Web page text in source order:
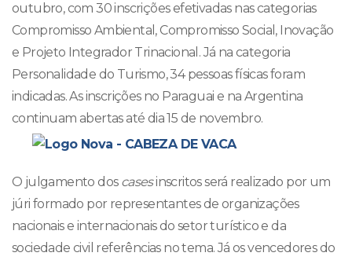
outubro, com 30 inscrições efetivadas nas categorias
Compromisso Ambiental, Compromisso Social, Inovação
e Projeto Integrador Trinacional. Já na categoria
Personalidade do Turismo, 34 pessoas físicas foram
indicadas. As inscrições no Paraguai e na Argentina
continuam abertas até dia 15 de novembro.
O julgamento dos casesinscritos será realizado por um
júri formado por representantes de organizações
nacionais e internacionais do setor turístico e da
sociedade civil referências no tema. Já os vencedores do